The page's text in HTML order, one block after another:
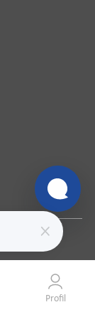
Profil